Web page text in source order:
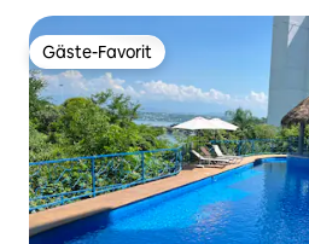
Gäste-Favorit
Gäste-Favorit